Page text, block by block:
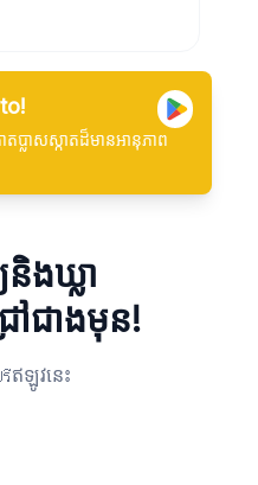
ប្លាសស្កាតដ៏មានអានុភាព
និងឃ្លា
ជាងមុន!
รีឥឡូវនេះ